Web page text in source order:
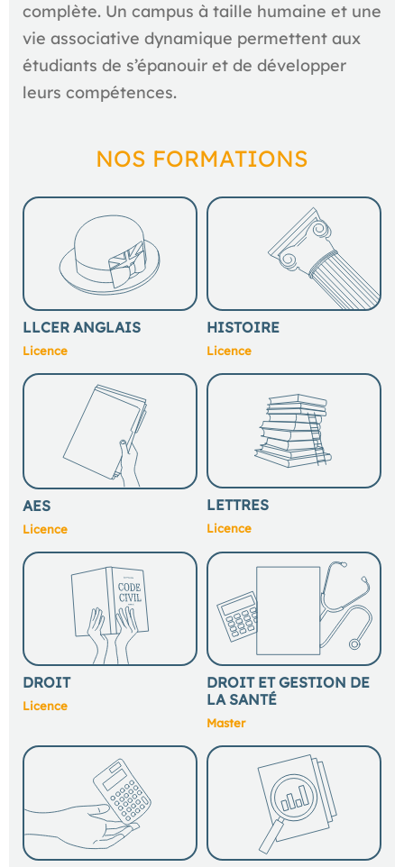
complète. Un campus à taille humaine et une
vie associative dynamique permettent aux
étudiants de s’épanouir et de développer
leurs compétences.
NOS FORMATIONS
LLCER ANGLAIS
Licence
HISTOIRE
Licence
AES
Licence
LETTRES
Licence
DROIT
Licence
DROIT ET GESTION DE
LA SANTÉ
Master